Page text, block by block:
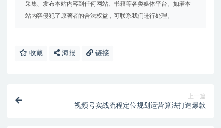
采集、发布本站内容到任何网站、书籍等各类媒体平台。如若本
站内容侵犯了原著者的合法权益，可联系我们进行处理。
收藏 海报 链接
上一篇
视频号实战流程定位规划运营算法打造爆款